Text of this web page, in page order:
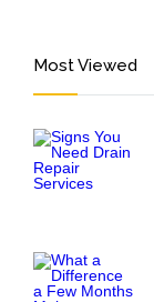
Most Viewed